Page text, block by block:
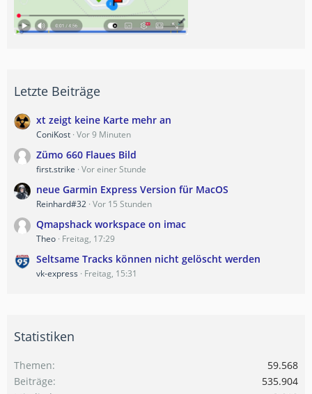
Letzte Beiträge
xt zeigt keine Karte mehr an
ConiKost Vor 9 Minuten
Zümo 660 Flaues Bild
first.strike Vor einer Stunde
neue Garmin Express Version für MacOS
Reinhard#32 Vor 15 Stunden
Qmapshack workspace on imac
Theo Freitag, 17:29
Seltsame Tracks können nicht gelöscht werden
vk-express Freitag, 15:31
Statistiken
Themen
59.568
Beiträge
535.904